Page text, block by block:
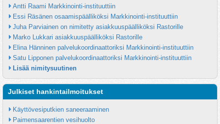
Antti Raami Markkinointi-instituuttiin
Essi Räsänen osaamispäälliköksi Markkinointi-instituuttiin
Juha Parviainen on nimitetty asiakkuuspäälliköksi Rastorille
Marko Lukkari asiakkuuspäälliköksi Rastorille
Elina Hänninen palvelukoordinaattoriksi Markkinointi-instituuttiin
Satu Lipponen palvelukoordinaattoriksi Markkinointi-instituuttiin
Lisää nimitysuutinen
Julkiset hankintailmoitukset
Käyttövesiputkien saneeraaminen
Paimensaarentien vesihuolto